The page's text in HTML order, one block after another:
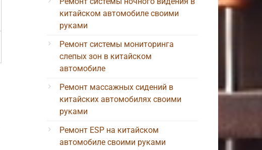
китайском автомобиле своими
руками
Ремонт системы мониторинга
слепых зон в китайском
автомобиле
Ремонт массажных сидений в
китайских автомобилях своими
руками
Ремонт ESP на китайском
автомобиле своими руками